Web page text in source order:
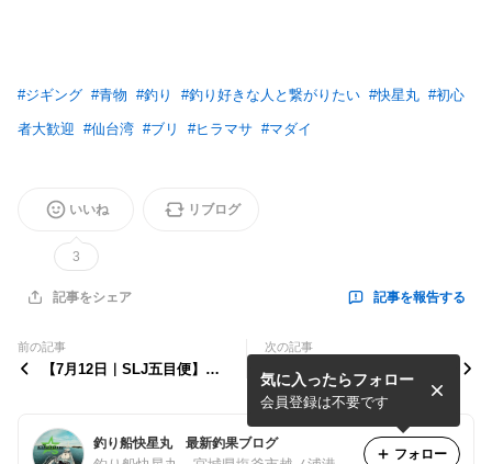
#ジギング #青物 #釣り #釣り好きな人と繋がりたい #快星丸 #初心
者大歓迎 #仙台湾 #ブリ #ヒラマサ #マダイ
いいね
3
リブログ
記事をシェア 記事を報告する
前の記事
【7月12日｜SLJ五目便】マ
次の記事
７月１３日 空き出ました。
釣り船快星丸 最新釣果ブログ
気に入ったらフォロー
会員登録は不要です
フォロー